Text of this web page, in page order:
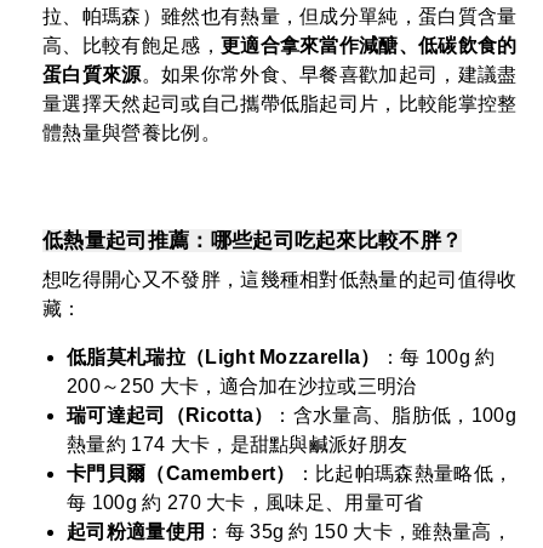
拉、帕瑪森）雖然也有熱量，但成分單純，蛋白質含量
高、比較有飽足感， 更適合拿來當作減醣、低碳飲食的
蛋白質來源。如果你常外食、早餐喜歡加起司，建議盡
量選擇天然起司或自己攜帶低脂起司片，比較能掌控整
體熱量與營養比例。
低熱量起司推薦：哪些起司吃起來比較不胖？
想吃得開心又不發胖，這幾種相對低熱量的起司值得收
藏：
低脂莫札瑞拉（Light Mozzarella）
：每 100g 約
200～250 大卡，適合加在沙拉或三明治
瑞可達起司（Ricotta）
：含水量高、脂肪低，100g
熱量約 174 大卡，是甜點與鹹派好朋友
卡門貝爾（Camembert）
：比起帕瑪森熱量略低，
每 100g 約 270 大卡，風味足、用量可省
起司粉適量使用 ：每 35g 約 150 大卡，雖熱量高，